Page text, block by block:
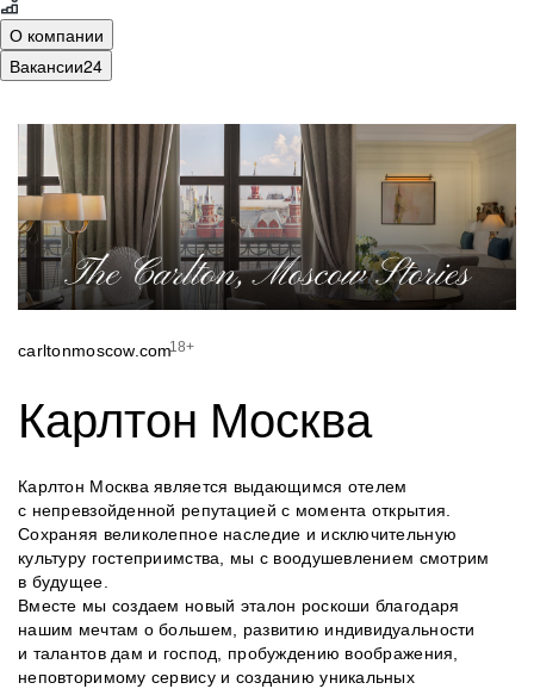
О компании
Вакансии24
carltonmoscow.com18+
Карлтон Москва
Карлтон Москва является выдающимся отелем
с непревзойденной репутацией с момента открытия.
Сохраняя великолепное наследие и исключительную
культуру гостеприимства, мы с воодушевлением смотрим
в будущее.
Вместе мы создаем новый эталон роскоши благодаря
нашим мечтам о большем, развитию индивидуальности
и талантов дам и господ, пробуждению воображения,
неповторимому сервису и созданию уникальных